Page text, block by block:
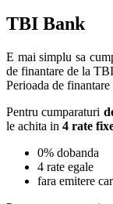
TBI Bank
E mai simplu sa
de finantare de la
Perioada de finantare
Pentru cumparaturi
le achita in 4 rate
0% dobanda
4 rate egale
fara emitere